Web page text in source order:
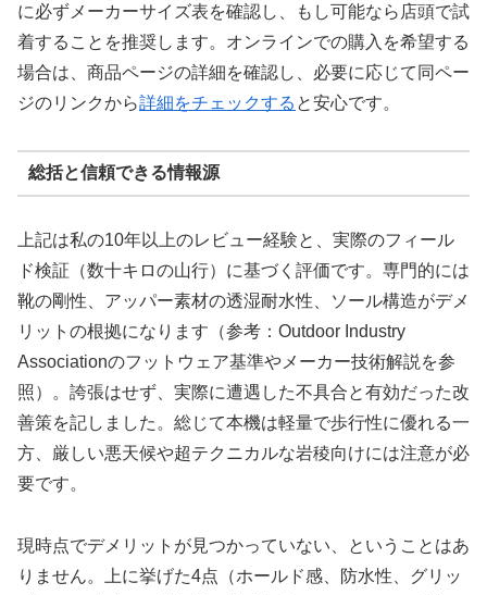
に必ずメーカーサイズ表を確認し、もし可能なら店頭で試
着することを推奨します。オンラインでの購入を希望する
場合は、商品ページの詳細を確認し、必要に応じて同ペー
ジのリンクから詳細をチェックする と安心です。
総括と信頼できる情報源
上記は私の10年以上のレビュー経験と、実際のフィール
ド検証（数十キロの山行）に基づく評価です。専門的には
靴の剛性、アッパー素材の透湿耐水性、ソール構造がデメ
リットの根拠になります（参考：Outdoor Industry
Associationのフットウェア基準やメーカー技術解説を参
照）。誇張はせず、実際に遭遇した不具合と有効だった改
善策を記しました。総じて本機は軽量で歩行性に優れる一
方、厳しい悪天候や超テクニカルな岩稜向けには注意が必
要です。
現時点でデメリットが見つかっていない、ということはあ
りません。上に挙げた4点（ホールド感、防水性、グリッ